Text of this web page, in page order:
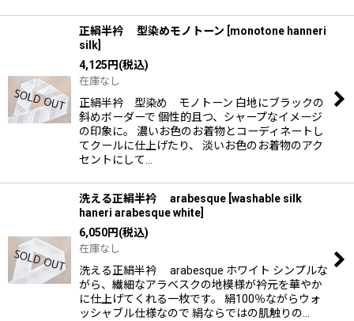
正絹半衿 型染めモノトーン monotone hanneri
silk
4,125円(税込)
在庫なし
正絹半衿 型染め モノトーン 白地にブラックの
斜めボーダーで 個性的且つ、シャープなイメージ
の印象に。 濃いお色のお着物とコーディネートし
てクールに仕上げたり、 淡いお色のお着物のアク
セントにして…
洗える正絹半衿 arabesque washable silk
haneri arabesque white
6,050円(税込)
在庫なし
洗える正絹半衿 arabesque ホワイト シンプルな
がら、繊細なアラベスクの地模様が衿元を華やか
に仕上げてくれる一枚です。 絹100％ながらウォ
ッシャブル仕様なので 絹ならではの肌触りの…